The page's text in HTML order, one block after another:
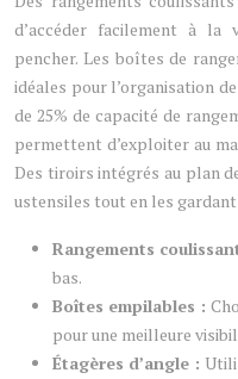
d’accéder facilement à la
pencher. Les boîtes de
idéales pour l’organisation
de 25% de capacité de
permettent d’exploiter au
Des tiroirs intégrés au plan
ustensiles tout en les
Rangements
bas.
Boîtes empilables :
pour une meilleure
Étagères d’angle :